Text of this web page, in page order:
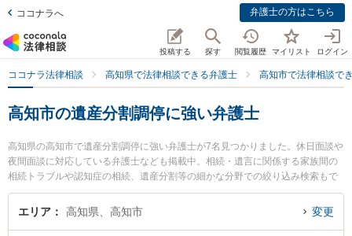
ココナラへ 弁護士の方はこちら
投稿する 探す 閲覧履歴 マイリスト ログイン
ココナラ法律相談 高知県で法律相談できる弁護士 高知市で法律相談で
高知市の遺産分割調停に強い弁護士
高知県の高知市で遺産分割調停に強い弁護士が7名見つかりました。休日面談や
夜間面談に対応している弁護士なども掲載中。相続・遺言に関係する家族間の
相続トラブルや認知症の相続、遺産分割等の細かな分野での絞り込み検索もで
き便利です。特に高知ロイヤルオーク法律事務所の小野塚 直毅弁護士や御座法
律事務所の久保 宜弘弁護士、やいろ法律事務所の山本 尚吾弁護士のプロフィー
エリア 高知県、高知市 変更